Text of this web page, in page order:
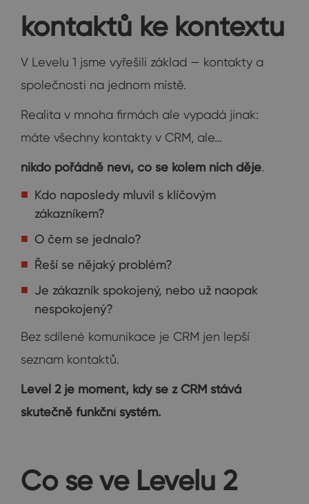
kontaktů ke kontextu
V Levelu 1 jsme vyřešili základ — kontakty a
společnosti na jednom místě.
Realita v mnoha firmách ale vypadá jinak:
máte všechny kontakty v CRM, ale…
nikdo pořádně neví, co se kolem nich děje.
Kdo naposledy mluvil s klíčovým
zákazníkem?
O čem se jednalo?
Řeší se nějaký problém?
Je zákazník spokojený, nebo už naopak
nespokojený?
Bez sdílené komunikace je CRM jen lepší
seznam kontaktů.
Level 2 je moment, kdy se z CRM stává
skutečně funkční systém.
Co se ve Levelu 2